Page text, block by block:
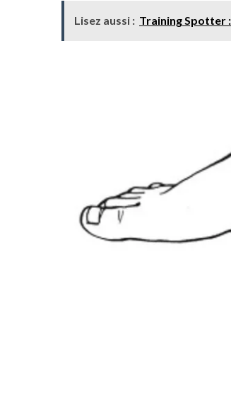
Lisez aussi : Training Spotter